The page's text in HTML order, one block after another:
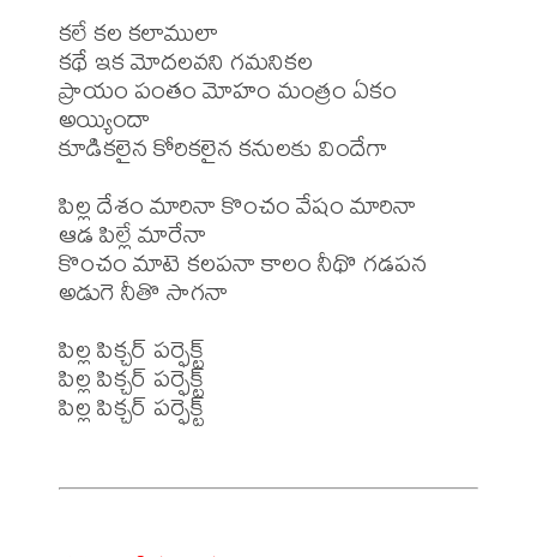
కలే కల కలాములా
కథే ఇక మోదలవని గమనికల
ప్రాయం పంతం మోహం మంత్రం ఏకం
అయ్యిందా
కూడికలైన కోరికలైన కనులకు విందేగా
పిల్ల దేశం మారినా కొంచం వేషం మారినా
ఆడ పిల్లే మారేనా
కొంచం మాటె కలపనా కాలం నీథొ గడపన
అడుగె నీతొ సాగనా
పిల్ల పిక్చర్ పర్ఫెక్ట్
పిల్ల పిక్చర్ పర్ఫెక్ట్
పిల్ల పిక్చర్ పర్ఫెక్ట్